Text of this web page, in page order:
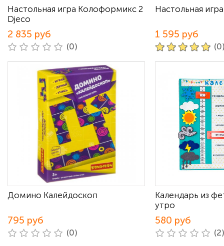
Настольная игра Колоформикс 2
Djeco
2 835 руб
(0)
Настольная
1 595 руб
Домино Калейдоскоп
795 руб
(0)
Календарь из
утро
580 руб
(2)